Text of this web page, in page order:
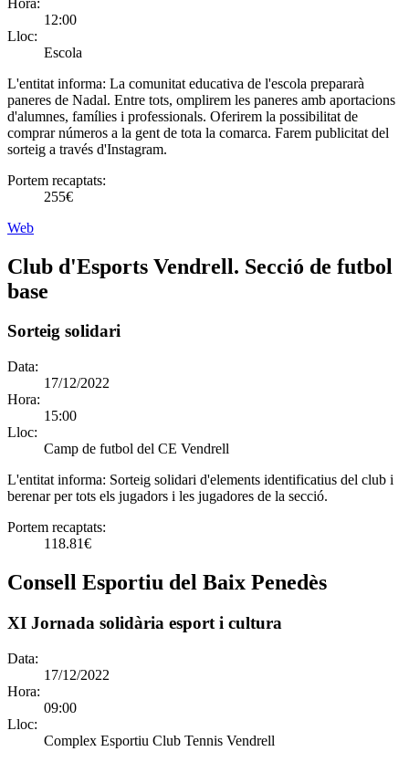
12:00
Lloc:
Escola
L'entitat informa: La comunitat educativa de l'escola prepararà
paneres de Nadal. Entre tots, omplirem les paneres amb aportacions
d'alumnes, famílies i professionals. Oferirem la possibilitat de
comprar números a la gent de tota la comarca. Farem publicitat del
sorteig a través d'Instagram.
Portem recaptats:
255€
Web
Club d'Esports Vendrell. Secció de futbol
base
Sorteig solidari
Data:
17/12/2022
Hora:
15:00
Lloc:
Camp de futbol del CE Vendrell
L'entitat informa: Sorteig solidari d'elements identificatius del club i
berenar per tots els jugadors i les jugadores de la secció.
Portem recaptats:
118.81€
Consell Esportiu del Baix Penedès
XI Jornada solidària esport i cultura
Data:
17/12/2022
Hora:
09:00
Lloc:
Complex Esportiu Club Tennis Vendrell